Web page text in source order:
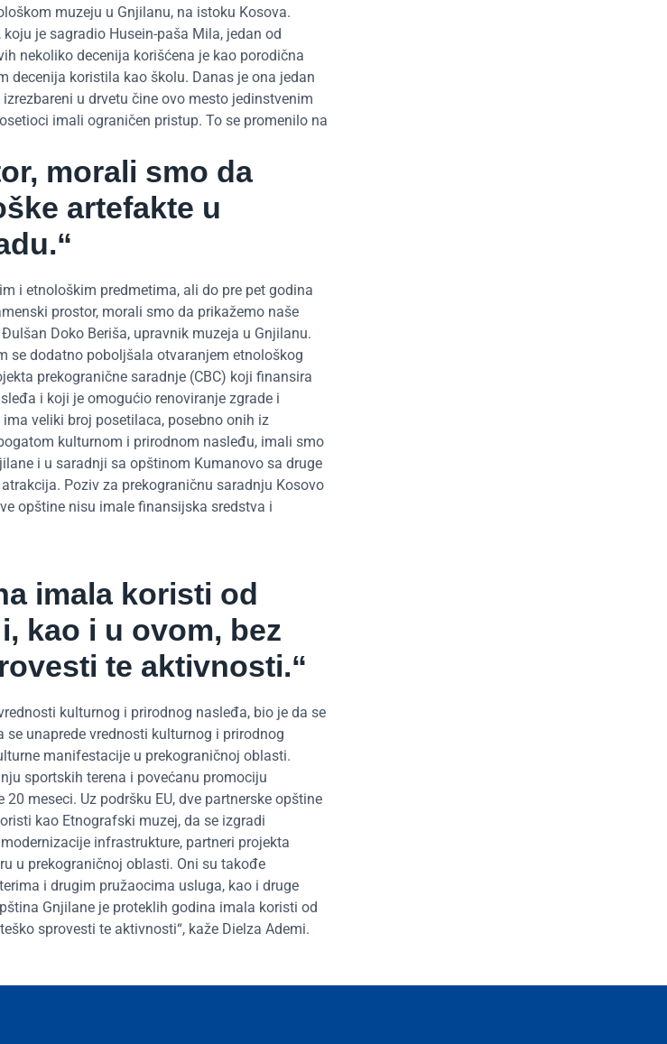
muzeju u Gnjilanu, na istoku Kosova.
je sagradio Husein-paša Mila, jedan od
nekoliko decenija korišćena je kao porodična
decenija koristila kao školu. Danas je ona jedan
u drvetu čine ovo mesto jedinstvenim
imali ograničen pristup. To se promenilo na
morali smo da
artefakte u
i etnološkim predmetima, ali do pre pet godina
prostor, morali smo da prikažemo naše
Doko Beriša, upravnik muzeja u Gnjilanu.
se dodatno poboljšala otvaranjem etnološkog
prekogranične saradnje (CBC) koji finansira
i koji je omogućio renoviranje zgrade i
veliki broj posetilaca, posebno onih iz
kulturnom i prirodnom nasleđu, imali smo
i u saradnji sa opštinom Kumanovo sa druge
Poziv za prekograničnu saradnju Kosovo
opštine nisu imale finansijska sredstva i
imala koristi od
kao i u ovom, bez
te aktivnosti.“
kulturnog i prirodnog nasleđa, bio je da se
unaprede vrednosti kulturnog i prirodnog
manifestacije u prekograničnoj oblasti.
sportskih terena i povećanu promociju
meseci. Uz podršku EU, dve partnerske opštine
kao Etnografski muzej, da se izgradi
infrastrukture, partneri projekta
u prekograničnoj oblasti. Oni su takođe
i drugim pružaocima usluga, kao i druge
Gnjilane je proteklih godina imala koristi od
sprovesti te aktivnosti“, kaže Dielza Ademi.